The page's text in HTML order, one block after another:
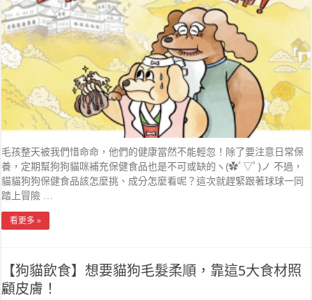
毛孩整天被我們惜命命，他們的健康當然不能輕忽！除了要注意日常保
養，定期幫狗狗貓咪補充保健食品也是不可或缺的ヽ(✿ﾟ▽ﾟ)ノ 不過，
貓貓狗狗保健食品該怎麼挑、成分怎麼看呢？這次就趕緊跟著球球一同
踏上冒險 …
看更多 »
【狗貓飲食】想要貓狗毛髮柔順，靠這5大食材照
顧皮膚！